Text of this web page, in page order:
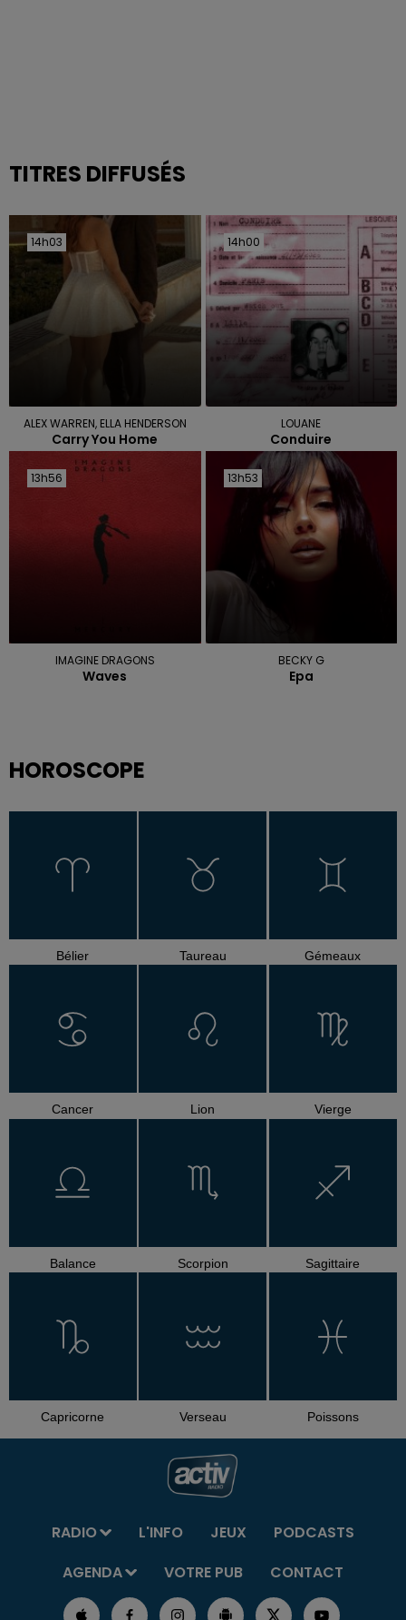
TITRES DIFFUSÉS
14h03
14h03
ALEX WARREN, ELLA HENDERSON
Carry You Home
14h00
14h00
LOUANE
Conduire
13h56
13h56
IMAGINE DRAGONS
Waves
13h53
13h53
BECKY G
Epa
HOROSCOPE
Bélier Taureau Gémeaux
Cancer Lion Vierge
Balance Scorpion Sagittaire
Capricorne Verseau Poissons
RADIO L'INFO JEUX
PODCASTS
AGENDA
VOTRE PUB CONTACT